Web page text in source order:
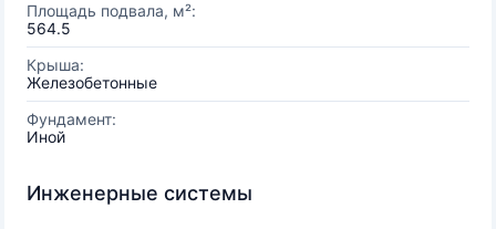
Площадь подвала, м²:
564.5
Крыша:
Железобетонные
Фундамент:
Иной
Инженерные системы